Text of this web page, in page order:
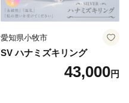
愛知県小牧市
SV ハナミズキリング
43,000円